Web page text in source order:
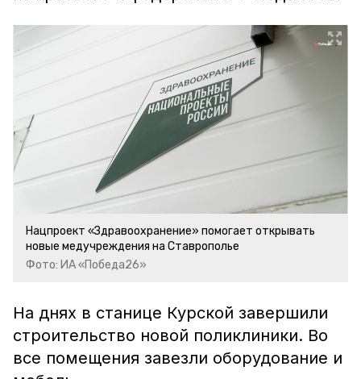
Нацпроект «Здравоохранение» помогает открывать
новые медучреждения на Ставрополье
Фото: ИА «Победа26»
На днях в станице Курской завершили
строительство новой поликлиники. Во
все помещения завезли оборудование и